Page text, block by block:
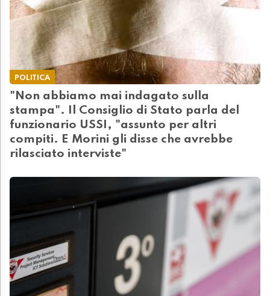
POLITICA
"Non abbiamo mai indagato sulla
stampa". Il Consiglio di Stato parla del
funzionario USSI, "assunto per altri
compiti. E Morini gli disse che avrebbe
rilasciato interviste"